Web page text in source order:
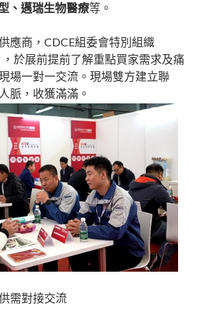
、邁瑞生物醫療等。
應商，CDCE組委會特別組織
，於展前提前了解重點買家需求及痛
場一對一交流。現場雙方建立聯
脈，收獲滿滿。
需對接交流